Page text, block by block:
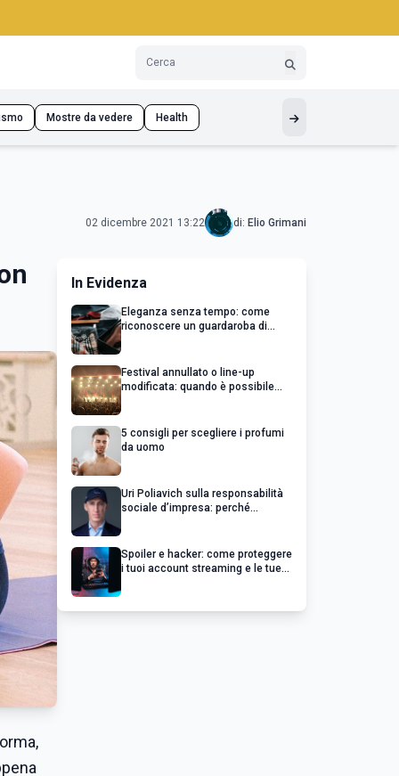
Mostre da vedere Health
02 dicembre 2021 13:22 di: Elio Grimani
In Evidenza
Eleganza senza tempo: come
riconoscere un guardaroba di
Festival annullato o line-up
modificata: quando è possibile
5 consigli per scegliere i profumi
da uomo
Uri Poliavich sulla responsabilità
sociale d’impresa: perché
Spoiler e hacker: come proteggere
i tuoi account streaming e le tue